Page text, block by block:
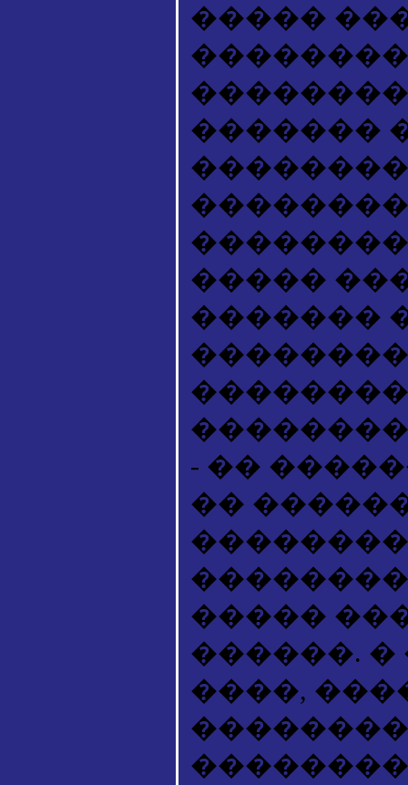
�����
�������
�����
�������
- ��
��
�����
������. �
����,